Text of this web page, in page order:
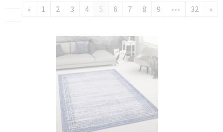
« 1 2 3 4 5 6 7 8 9 ••• 32 »
SHAGGY TAPIJTEN